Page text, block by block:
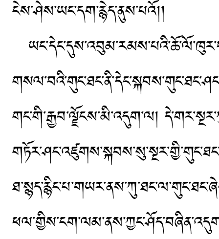
ངེས་ཤེས་ཡང་དག་རྙེད་ནུས་པའོ།།
གང་གི་རྒྱབ་ལྗོངས་མི་འདུག་ལ།